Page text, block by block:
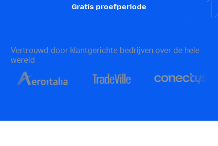
Gratis proefperiode
Vertrouwd door klantgerichte bedrijven over de hele
wereld